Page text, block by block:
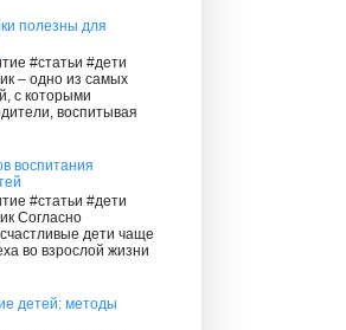
полезны для
#статьи #дети
– одно из самых
с которыми
воспитывая
воспитания
#статьи #дети
Согласно
дети чаще
во взрослой жизни
детей: методы